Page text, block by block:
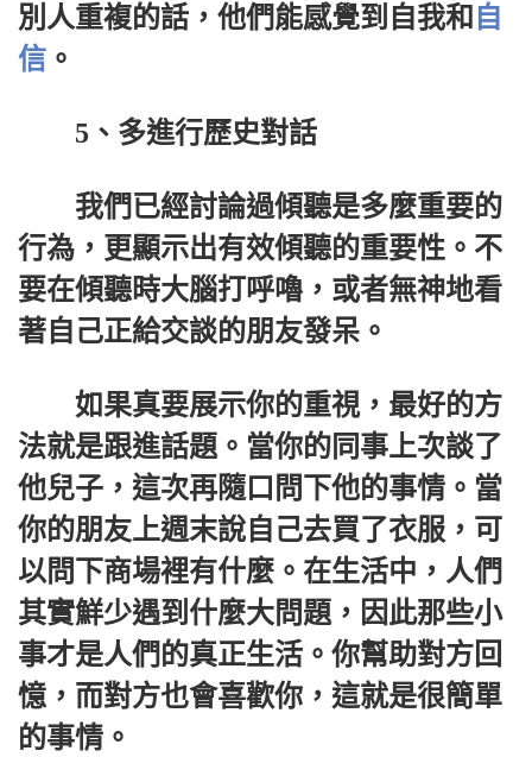
別人重複的話，他們能感覺到自我和 自
信。
5、多進行歷史對話
我們已經討論過傾聽是多麼重要的
行為，更顯示出有效傾聽的重要性。不
要在傾聽時大腦打呼嚕，或者無神地看
著自己正給交談的朋友發呆。
如果真要展示你的重視，最好的方
法就是跟進話題。當你的同事上次談了
他兒子，這次再隨口問下他的事情。當
你的朋友上週末說自己去買了衣服，可
以問下商場裡有什麼。在生活中，人們
其實鮮少遇到什麼大問題，因此那些小
事才是人們的真正生活。你幫助對方回
憶，而對方也會喜歡你，這就是很簡單
的事情。